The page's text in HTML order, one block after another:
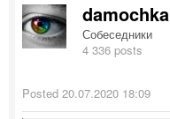
damochka
Собеседники
4 336 posts
Posted 20.07.2020 18:09